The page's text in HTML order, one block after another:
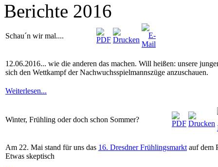
Berichte 2016
Schau´n wir mal....
12.06.2016... wie die anderen das machen. Will heißen: unsere
sich den Wettkampf der Nachwuchsspielmannszüge anzuschauen.
Weiterlesen...
Winter, Frühling oder doch schon Sommer?
Am 22. Mai stand für uns das 16. Dresdner Frühlingsmarkt auf dem
Etwas skeptisch